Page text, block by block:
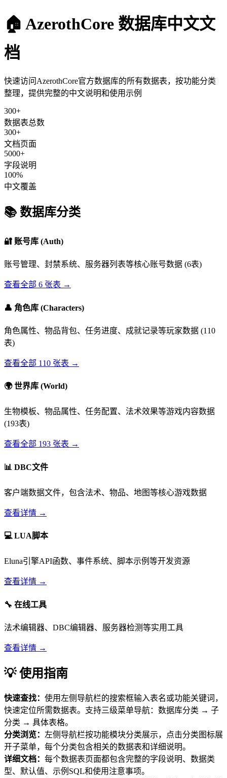
🏠 AzerothCore 数据库中文文
档
快速访问AzerothCore官方数据库的所有数据表，按功能分类
整理，提供完整的中文说明和使用示例
300+
数据表总数
300+
文档页面
5000+
字段说明
100%
中文覆盖
📚 数据库分类
🔐 账号库 (Auth)
账号管理、封禁系统、服务器列表等核心账号数据 (6表)
查看全部 6 张表 →
👤 角色库 (Characters)
角色属性、物品背包、任务进度、成就记录等玩家数据 (110
表)
查看全部 110 张表 →
🌍世界库 (World)
生物模板、物品属性、任务配置、法术效果等游戏内容数据
(193表)
查看全部 193 张表 →
📊 DBC文件
客户端数据文件，包含法术、物品、地图等核心游戏数据
查看详情 →
💻 LUA脚本
Eluna引擎API函数、事件系统、脚本示例等开发资源
查看详情 →
🔧 在线工具
法术编辑器、DBC编辑器、服务器检测等实用工具
查看详情 →
💡 使用指南
快速查找： 使用左侧导航栏的搜索框输入表名或功能关键词，
快速定位所需数据表。支持三级菜单导航：数据库分类 → 子
分类 → 具体表格。
分类浏览： 左侧导航栏按功能模块分类展示，点击分类图标展
开子菜单，每个分类包含相关的数据表和详细说明。
详细文档： 每个数据表页面都包含完整的字段说明、数据类
型、默认值、示例SQL和使用注意事项。